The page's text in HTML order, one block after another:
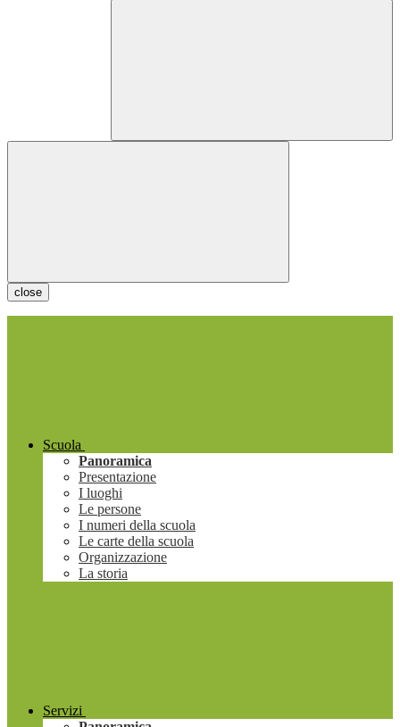
close
Scuola
Panoramica
Presentazione
I luoghi
Le persone
I numeri della scuola
Le carte della scuola
Organizzazione
La storia
Servizi